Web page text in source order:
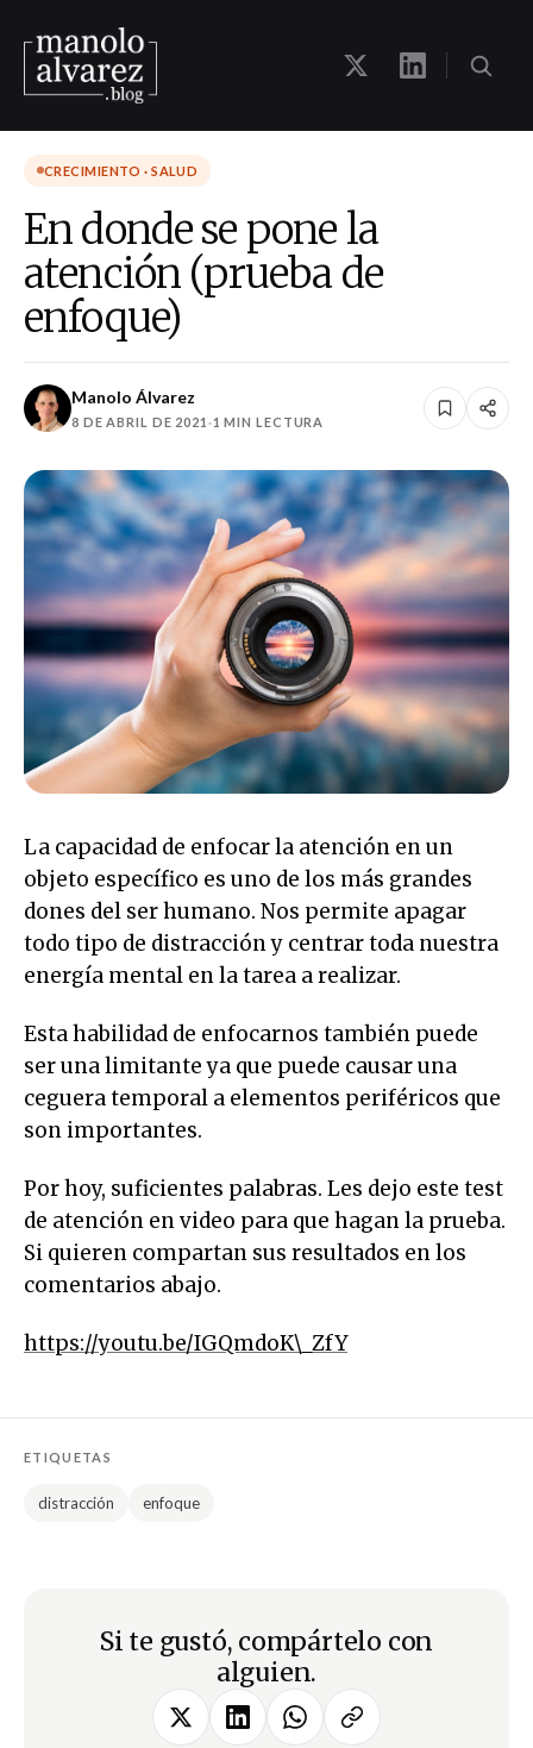
CRECIMIENTO · SALUD
En donde se pone la
atención (prueba de
enfoque)
Manolo Álvarez
8 DE ABRIL DE 2021 ·1 MIN LECTURA
La capacidad de enfocar la atención en un
objeto específico es uno de los más grandes
dones del ser humano. Nos permite apagar
todo tipo de distracción y centrar toda nuestra
energía mental en la tarea a realizar.
Esta habilidad de enfocarnos también puede
ser una limitante ya que puede causar una
ceguera temporal a elementos periféricos que
son importantes.
Por hoy, suficientes palabras. Les dejo este test
de atención en video para que hagan la prueba.
Si quieren compartan sus resultados en los
comentarios abajo.
https://youtu.be/IGQmdoK\_ZfY
ETIQUETAS
distracción enfoque
Si te gustó, compártelo con
alguien.